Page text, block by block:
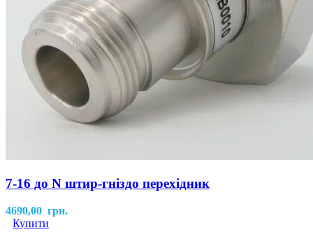
7-16 до N штир-гніздо перехідник
4690,00 грн.
Купити